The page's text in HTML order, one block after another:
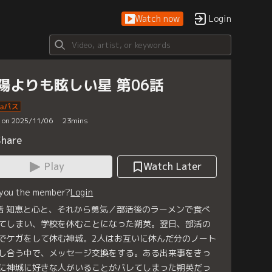
Watch now Login
よりも眩しい星 第06話
on 2025/11/06 23mins
Play
Watch Later
the member?Login
知恵と心と、それから勇気／部活後のラーメンで食べ
しまい、学校を休むことになった朔英。翌日、部活の
ケガをして休む神城。2人はお互いに休んだ分のノート
合う中で、メッセージ交換をする。ある出来事をきっ
神城に好きな人がいることがバレてしまった朔英だっ